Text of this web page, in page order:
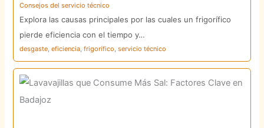
Consejos del servicio técnico
Explora las causas principales por las cuales un frigorífico
pierde eficiencia con el tiempo y…
desgaste ,eficiencia ,frigorífico ,servicio técnico